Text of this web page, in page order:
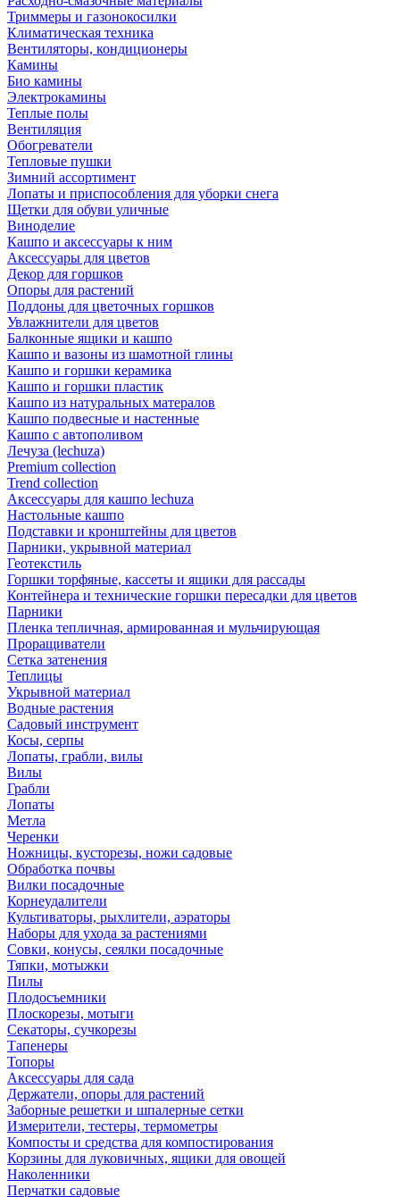
Триммеры и газонокосилки
Климатическая техника
Вентиляторы, кондиционеры
Камины
Био камины
Электрокамины
Теплые полы
Вентиляция
Обогреватели
Тепловые пушки
Зимний ассортимент
Лопаты и приспособления для уборки снега
Щетки для обуви уличные
Виноделие
Кашпо и аксессуары к ним
Аксессуары для цветов
Декор для горшков
Опоры для растений
Поддоны для цветочных горшков
Увлажнители для цветов
Балконные ящики и кашпо
Кашпо и вазоны из шамотной глины
Кашпо и горшки керамика
Кашпо и горшки пластик
Кашпо из натуральных матералов
Кашпо подвесные и настенные
Кашпо с автополивом
Лечуза (lechuza)
Premium collection
Trend collection
Аксессуары для кашпо lechuza
Настольные кашпо
Подставки и кронштейны для цветов
Парники, укрывной материал
Геотекстиль
Горшки торфяные, кассеты и ящики для рассады
Контейнера и технические горшки пересадки для цветов
Парники
Пленка тепличная, армированная и мульчирующая
Проращиватели
Сетка затенения
Теплицы
Укрывной материал
Водные растения
Садовый инструмент
Косы, серпы
Лопаты, грабли, вилы
Вилы
Грабли
Лопаты
Метла
Черенки
Ножницы, кусторезы, ножи садовые
Обработка почвы
Вилки посадочные
Корнеудалители
Культиваторы, рыхлители, аэраторы
Наборы для ухода за растениями
Совки, конусы, сеялки посадочные
Тяпки, мотыжки
Пилы
Плодосъемники
Плоскорезы, мотыги
Секаторы, сучкорезы
Тапенеры
Топоры
Аксессуары для сада
Держатели, опоры для растений
Заборные решетки и шпалерные сетки
Измерители, тестеры, термометры
Компосты и средства для компостирования
Корзины для луковичных, ящики для овощей
Наколенники
Перчатки садовые